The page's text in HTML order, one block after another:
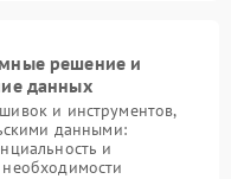
решение и
данных
и инструментов,
данными:
и